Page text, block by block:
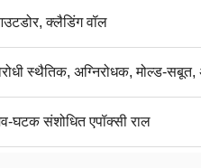
क्लैडिंग वॉल
स्थैतिक, अग्निरोधक, मोल्ड-
घटक संशोधित एपॉक्सी राल